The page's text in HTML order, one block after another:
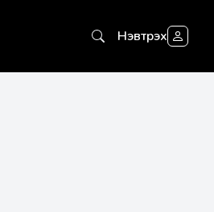
Нэвтрэх